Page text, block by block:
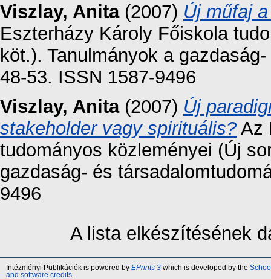
Viszlay, Anita(2007) Új műfaj
Eszterházy Károly Főiskola
köt.). Tanulmányok a
48-53. ISSN 1587-9496
Viszlay, Anita(2007) Új
stakeholder vagy spirituális?Az
tudományos közleményei (Új
gazdaság- és
9496
A lista elkészítésének
Intézményi Publikációk is powered by EPrints 3 which is developed by the
and software credits